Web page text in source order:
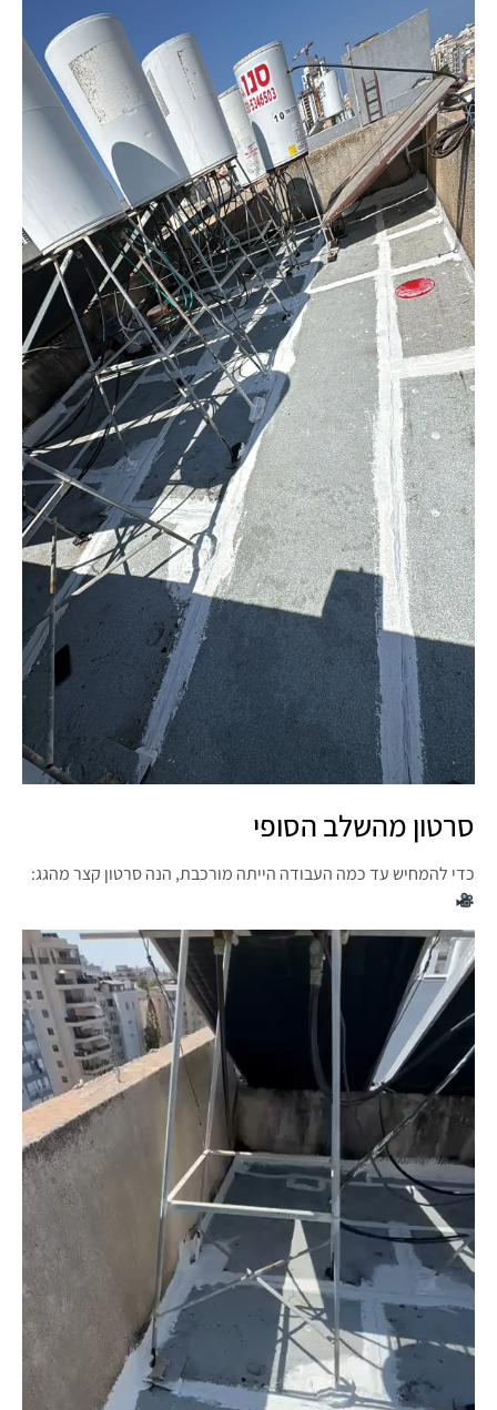
סרטון מהשלב הסופי
כדי להמחיש עד כמה העבודה הייתה מורכבת, הנה סרטון קצר מהגג: